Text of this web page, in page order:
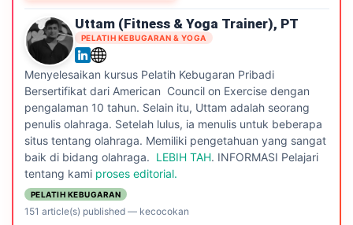
Uttam (Fitness & Yoga Trainer), PT
PELATIH KEBUGARAN & YOGA
Menyelesaikan kursus Pelatih Kebugaran Pribadi
Bersertifikat dari American Council on Exercise dengan
pengalaman 10 tahun. Selain itu, Uttam adalah seorang
penulis olahraga. Setelah lulus, ia menulis untuk beberapa
situs tentang olahraga. Memiliki pengetahuan yang sangat
baik di bidang olahraga. LEBIH TAH. INFORMASI Pelajari
tentang kami proses editorial.
PELATIH KEBUGARAN
151 article(s) published— kecocokan